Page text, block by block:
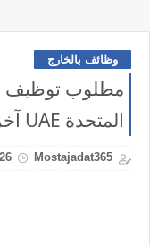
وظائف بالخارج
المتحدة UAE آخر أجل 07 يوليوز 2023
Mostajadat365 26 يونيو 2023